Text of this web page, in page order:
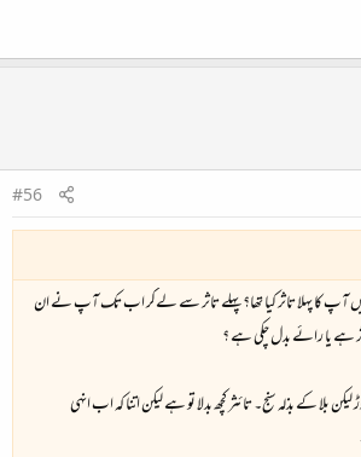
#56
کا پہلا تاثر کیا تھا؟ پہلے تاثر سے لےکر اب تک آپ نے ان
ہے یا رائے بدل چکی ہے ؟​
بلا کے بذلہ سنج۔ تائثر کچھ بدلا تو ہے لیکن اتنا کہ اب انہی